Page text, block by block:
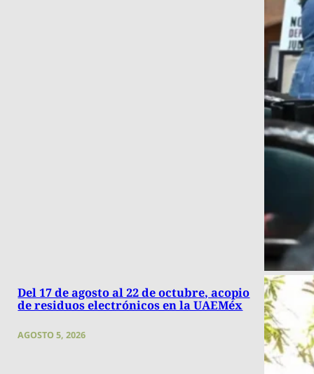
Del 17 de agosto al 22 de octubre, acopio
de residuos electrónicos en la UAEMéx
AGOSTO 5, 2026